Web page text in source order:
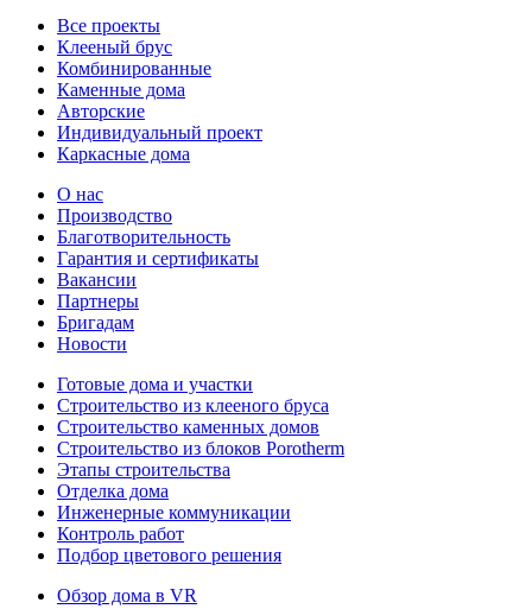
Все проекты
Клееный брус
Комбинированные
Каменные дома
Авторские
Индивидуальный проект
Каркасные дома
О нас
Производство
Благотворительность
Гарантия и сертификаты
Вакансии
Партнеры
Бригадам
Новости
Готовые дома и участки
Строительство из клееного бруса
Строительство каменных домов
Строительство из блоков Porotherm
Этапы строительства
Отделка дома
Инженерные коммуникации
Контроль работ
Подбор цветового решения
Обзор дома в VR